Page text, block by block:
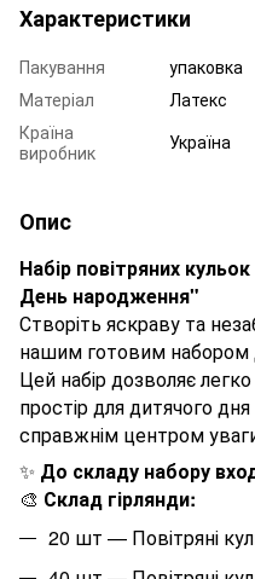
Характеристики
Пакування
упаковка
Матеріал
Латекс
Країна
виробник
Україна
Опис
Набір повітряних
День народження"
Створіть яскраву та
нашим готовим набором
Цей набір дозволяє
простір для дитячого
справжнім центром
✨ До складу набору
🎨 Склад гірлянди:
20 шт — Повітряні